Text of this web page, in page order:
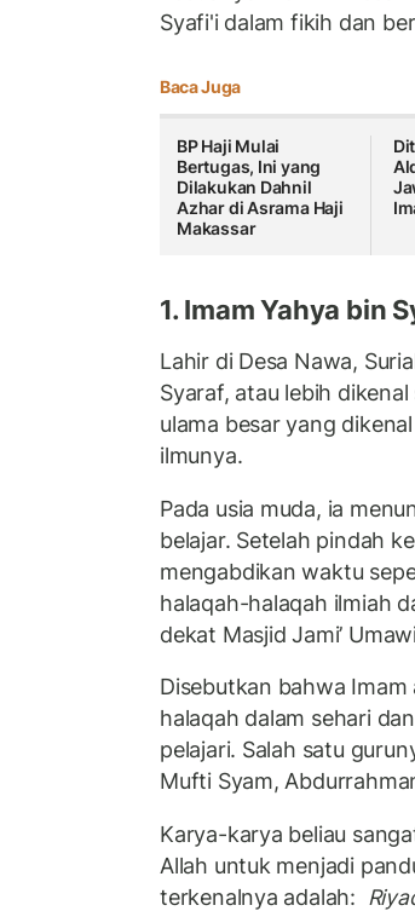
Syafi'i dalam fikih dan
Baca Juga
BP Haji Mulai
Bertugas, Ini yang
Dilakukan Dahnil
Azhar di Asrama Haji
Makassar
1. Imam Yahya bin
Lahir di Desa Nawa,
Syaraf, atau lebih
ulama besar yang
ilmunya.
Pada usia muda, ia
belajar. Setelah pindah
mengabdikan waktu
halaqah-halaqah ilmiah
dekat Masjid Jami’
Disebutkan bahwa
halaqah dalam sehari
pelajari. Salah satu
Mufti Syam,
Karya-karya beliau
Allah untuk menjadi
terkenalnya adalah: